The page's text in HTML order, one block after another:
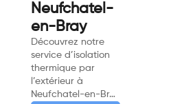
Neufchatel-
en-Bray
Découvrez notre
service d’isolation
thermique par
l’extérieur à
Neufchatel-en-Br…